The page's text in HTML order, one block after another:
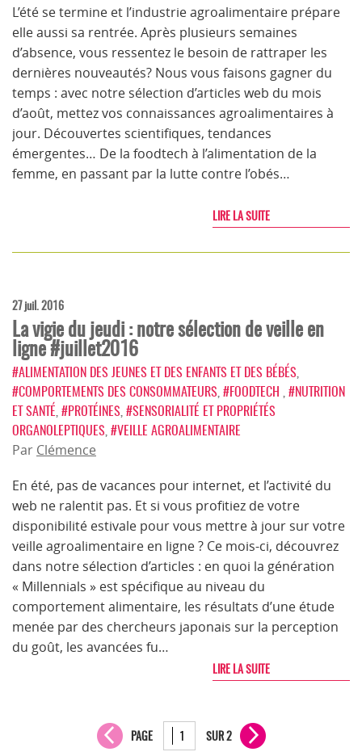
L’été se termine et l’industrie agroalimentaire prépare
elle aussi sa rentrée. Après plusieurs semaines
d’absence, vous ressentez le besoin de rattraper les
dernières nouveautés? Nous vous faisons gagner du
temps : avec notre sélection d’articles web du mois
d’août, mettez vos connaissances agroalimentaires à
jour. Découvertes scientifiques, tendances
émergentes… De la foodtech à l’alimentation de la
femme, en passant par la lutte contre l’obés…
LIRE LA SUITE
27 juil. 2016
La vigie du jeudi : notre sélection de veille en
ligne #juillet2016
#ALIMENTATION DES JEUNES ET DES ENFANTS ET DES BÉBÉS
#COMPORTEMENTS DES CONSOMMATEURS #FOODTECH #NUTRITION
ET SANTÉ #PROTÉINES #SENSORIALITÉ ET PROPRIÉTÉS
ORGANOLEPTIQUES #VEILLE AGROALIMENTAIRE
Par Clémence
En été, pas de vacances pour internet, et l’activité du
web ne ralentit pas. Et si vous profitiez de votre
disponibilité estivale pour vous mettre à jour sur votre
veille agroalimentaire en ligne ? Ce mois-ci, découvrez
dans notre sélection d’articles : en quoi la génération
« Millennials » est spécifique au niveau du
comportement alimentaire, les résultats d’une étude
menée par des chercheurs japonais sur la perception
du goût, les avancées fu…
LIRE LA SUITE
PAGE SUR 2